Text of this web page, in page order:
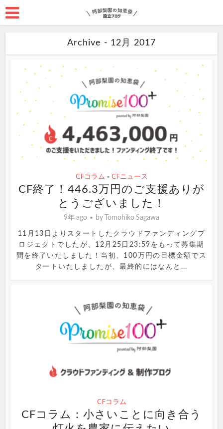
Archive - 12月 2017
CFコラム • CFニュース
CF終了！446.3万円のご支援ありが
とうございました！
9年 ago by Tomohiko Sagawa
11月13日よりスタートしたクラウドファンディングプ
ロジェクトでしたが、12月25日23:59をもって募集期
間を終了いたしました！当初、100万円の目標金額でス
タートいたしましたが、最終的にはなんと...
CFコラム
CFコラム：小さいことに向き合う